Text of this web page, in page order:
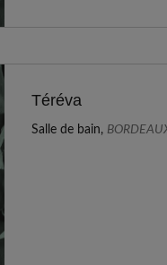
Téréva
Salle de bain,